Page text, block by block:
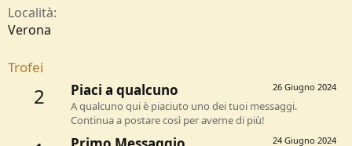
Località
Verona
Trofei
2 26 Giugno 2024
Piaci a qualcuno
A qualcuno qui è piaciuto uno dei tuoi messaggi.
Continua a postare così per averne di più!
24 Giugno 2024